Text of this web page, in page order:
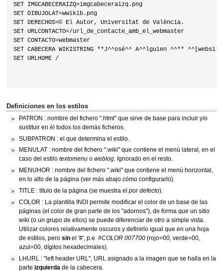
SET IMGCABECERAIZQ=imgcabeceraizq.png
SET DIBUJOLAT=wwikib.png
SET DERECHOS=© El Autor, Universitat de València.
SET URLCONTACTO=/url_de_contacte_amb_el_webmaster
SET CONTACTO=webmaster
SET CABECERA WIKISTRING **J^^osé^^ A^^lguien ^^**
SET URLHOME /
Definiciones en los estilos
PATRON : nombre del fichero ".html" que sirve de base para incluir y/o
sustituir en él todos los demás ficheros.
SUBPATRON : el que determina el estilo.
MENULAT : nombre del fichero ".wiki" que contiene el menú lateral, en el
caso del estilo textomenuo weblog. Ignorado en el resto.
MENUHOR : nombre del fichero ".wiki" que contiene el menú horizontal,
en lo alto de la página (ver más abajo cómo configurarlo).
TITLE : título de la página (se muestra el por defecto).
COLOR : La plantilla INDI permite modificar el color de un base de las
páginas (el color de gran parte de los "adornos"), de forma que un sitio
wiki (o un grupo de ellos) se puede diferenciar de otro a simple vista.
Utilizar colores relativamente oscuros y definirlo igual que en una hoja
de estilos, pero sinel '#', p.e. #COLOR 007700(rojo=00, verde=00,
azul=00, dígitos hexadecimales).
LHURL : "left header URL", URL asignado a la imagen que se halla en la
parte izquierda de la cabecera.